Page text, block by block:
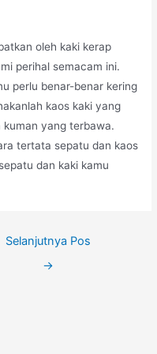
oleh kaki kerap
perihal semacam ini.
perlu benar-benar kering
kaos kaki yang
kuman yang terbawa.
tertata sepatu dan kaos
dan kaki kamu
Selanjutnya Pos
→